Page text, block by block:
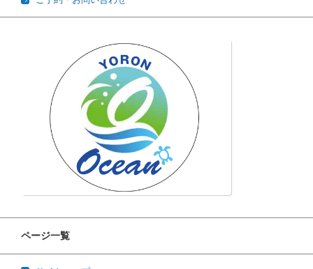
ページ一覧